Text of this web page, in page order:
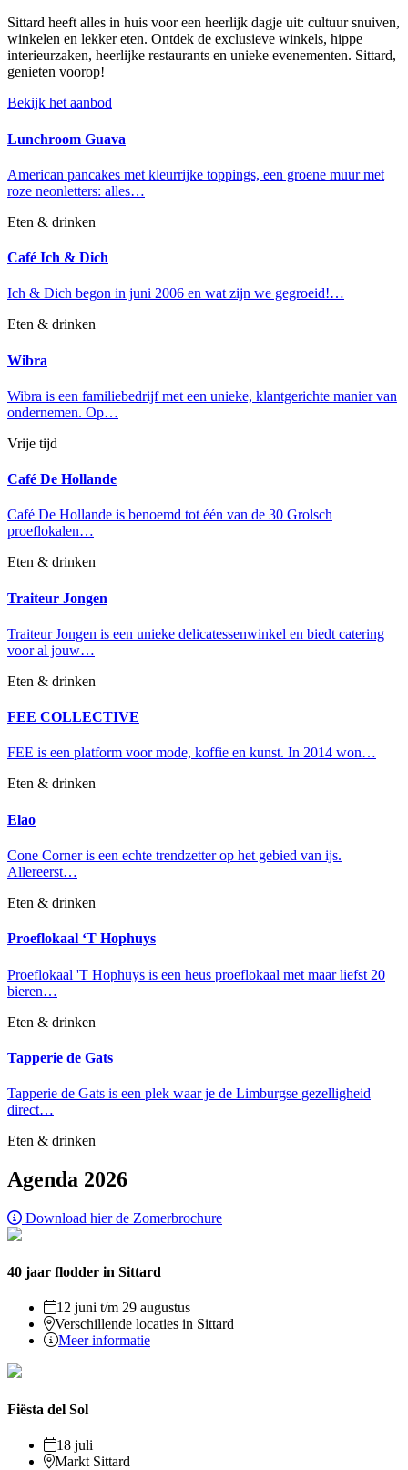
Sittard heeft alles in huis voor een heerlijk dagje uit: cultuur snuiven,
winkelen en lekker eten. Ontdek de exclusieve winkels, hippe
interieurzaken, heerlijke restaurants en unieke evenementen. Sittard,
genieten voorop!
Bekijk het aanbod
Lunchroom Guava
American pancakes met kleurrijke toppings, een groene muur met
roze neonletters: alles…
Eten & drinken
Café Ich & Dich
Ich & Dich begon in juni 2006 en wat zijn we gegroeid!…
Eten & drinken
Wibra
Wibra is een familiebedrijf met een unieke, klantgerichte manier van
ondernemen. Op…
Vrije tijd
Café De Hollande
Café De Hollande is benoemd tot één van de 30 Grolsch
proeflokalen…
Eten & drinken
Traiteur Jongen
Traiteur Jongen is een unieke delicatessenwinkel en biedt catering
voor al jouw…
Eten & drinken
FEE COLLECTIVE
FEE is een platform voor mode, koffie en kunst. In 2014 won…
Eten & drinken
Elao
Cone Corner is een echte trendzetter op het gebied van ijs.
Allereerst…
Eten & drinken
Proeflokaal ‘T Hophuys
Proeflokaal 'T Hophuys is een heus proeflokaal met maar liefst 20
bieren…
Eten & drinken
Tapperie de Gats
Tapperie de Gats is een plek waar je de Limburgse gezelligheid
direct…
Eten & drinken
Agenda 2026
Download hier de Zomerbrochure
40 jaar flodder in Sittard
12 juni t/m 29 augustus
Verschillende locaties in Sittard
Meer informatie
Fiësta del Sol
18 juli
Markt Sittard